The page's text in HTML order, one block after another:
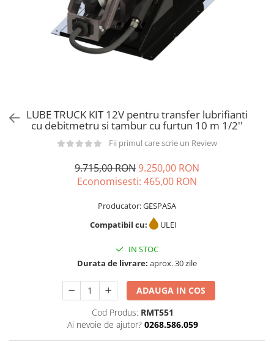
Rezervoare stationare supraterane
Rezervoare stationare subterane
LUBE TRUCK KIT 12V pentru transfer lubrifianti
cu debitmetru si tambur cu furtun 10 m 1/2''
Fii primul care scrie un Review
9.715,00 RON9.250,00 RON
Economisesti: 465,00 RON
Producator: GESPASA
Compatibil cu:
ULEI
IN STOC
Durata de livrare: aprox. 30 zile
ADAUGA IN COS
Cod Produs: RMT551
Ai nevoie de ajutor? 0268.586.059